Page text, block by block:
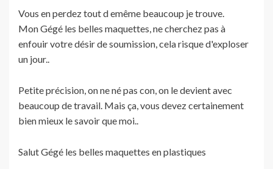
Vous en perdez tout d emême beaucoup je trouve.
Mon Gégé les belles maquettes, ne cherchez pas à
enfouir votre désir de soumission, cela risque d'exploser
un jour..
Petite précision, on ne né pas con, on le devient avec
beaucoup de travail. Mais ça, vous devez certainement
bien mieux le savoir que moi..
Salut Gégé les belles maquettes en plastiques